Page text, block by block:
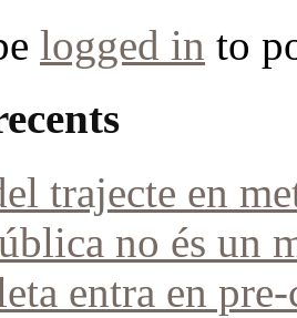
logged in to
trajecte en
no és un
entra en pre-